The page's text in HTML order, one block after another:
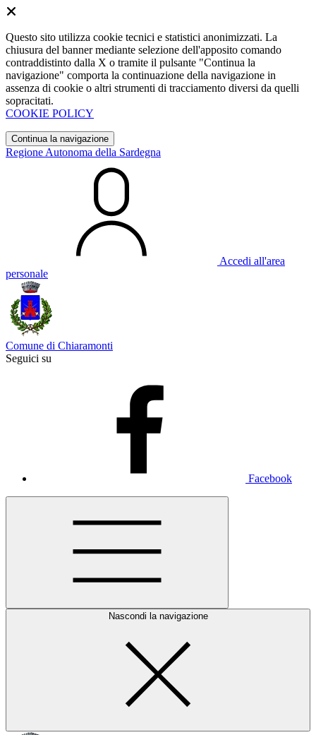
Questo sito utilizza cookie tecnici e statistici anonimizzati. La
chiusura del banner mediante selezione dell'apposito comando
contraddistinto dalla X o tramite il pulsante "Continua la
navigazione" comporta la continuazione della navigazione in
assenza di cookie o altri strumenti di tracciamento diversi da quelli
sopracitati.
COOKIE POLICY
Continua la navigazione
Regione Autonoma della Sardegna
Accedi all'area
personale
Comune di Chiaramonti
Seguici su
Facebook
Nascondi la navigazione